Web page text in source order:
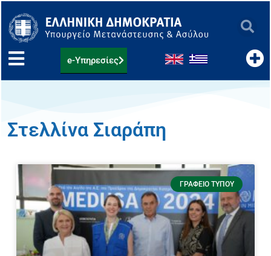
στο
περιεχόμενο
e-Υπηρεσίες
Στελλίνα Σιαράπη
ΓΡΑΦΕΊΟ ΤΎΠΟΥ